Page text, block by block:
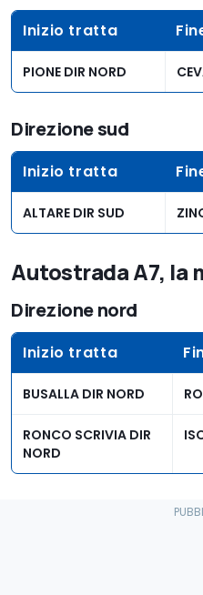
Inizio tratta
PIONE DIR NORD
Direzione sud
Inizio tratta
ALTARE DIR SUD
Autostrada A7, la
Direzione nord
Inizio tratta
BUSALLA DIR NORD
RONCO SCRIVIA DIR
NORD